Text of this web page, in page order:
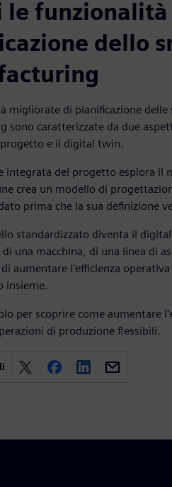
le
dello
migliorate di pianificazione
sono caratterizzate da due
e il digital twin.
integrata del progetto esplora il
crea un modello di
prima che la sua definizione
standardizzato diventa il
una macchina, di una linea di
di aumentare l'efficienza
insieme.
per scoprire come aumentare
di produzione flessibili.